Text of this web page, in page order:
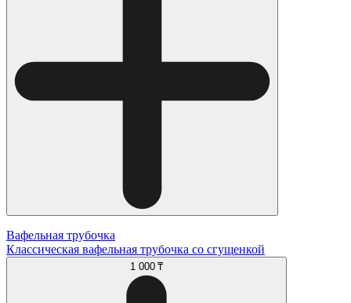
Вафельная трубочка
Классическая вафельная трубочка со сгущенкой
1 000 ₸